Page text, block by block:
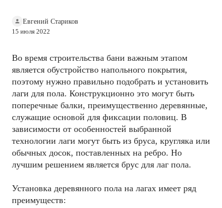
Евгений Стариков
15 июля 2022
Во время строительства бани важным этапом
является обустройство напольного покрытия,
поэтому нужно правильно подобрать и установить
лаги для пола. Конструкционно это могут быть
поперечные балки, преимущественно деревянные,
служащие основой для фиксации половиц. В
зависимости от особенностей выбранной
технологии лаги могут быть из бруса, кругляка или
обычных досок, поставленных на ребро. Но
лучшим решением является брус для лаг пола.
Установка деревянного пола на лагах имеет ряд
преимуществ: